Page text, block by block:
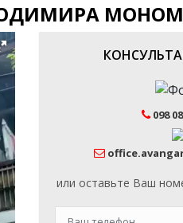
098
или оставьте Ваш